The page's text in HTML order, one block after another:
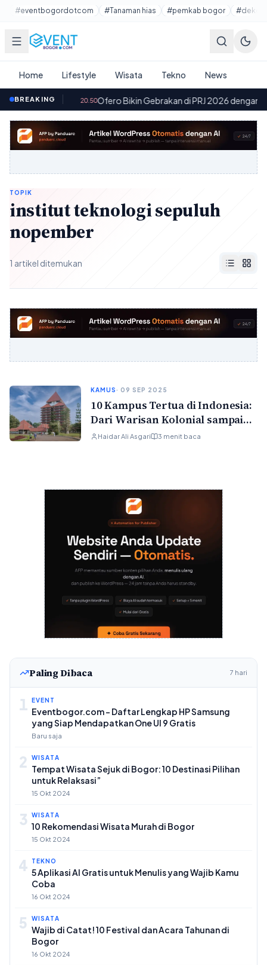
Lewati ke konten utama
#eventbogordotcom #Tanaman hias #pemkab bogor
Home Lifestyle Wisata Tekno News
BREAKING
9 Gratis· Ofero Bikin Gebrakan di PRJ 2026 dengan 2
TOPIK
institut teknologi sepuluh
nopember
1 artikel ditemukan
KAMUS· 09 SEP 2025
10 Kampus Tertua di Indonesia:
Dari Warisan Kolonial sampai
Kampus Kebanggaan Bangsa
Haidar Ali Asgari 3 menit baca
Paling Dibaca 7 hari
1 EVENT
Eventbogor.com – Daftar Lengkap HP Samsung
yang Siap Mendapatkan One UI 9 Gratis
Baru saja
2 WISATA
Tempat Wisata Sejuk di Bogor: 10 Destinasi Pilihan
untuk Relaksasi”
15 Okt 2024
3 WISATA
10 Rekomendasi Wisata Murah di Bogor
15 Okt 2024
4 TEKNO
5 Aplikasi AI Gratis untuk Menulis yang Wajib Kamu
Coba
16 Okt 2024
5 WISATA
Wajib di Catat! 10 Festival dan Acara Tahunan di
Bogor
16 Okt 2024